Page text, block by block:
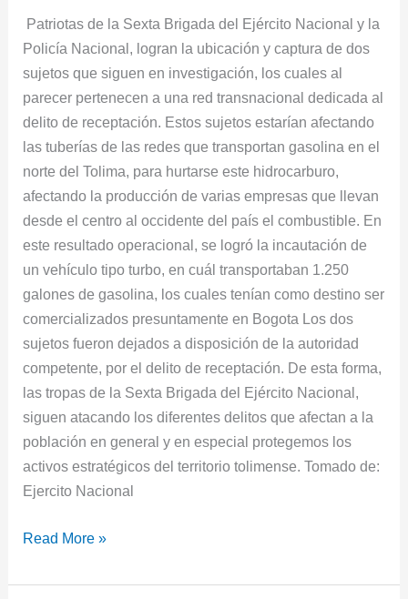
Patriotas de la Sexta Brigada del Ejército Nacional y la
Policía Nacional, logran la ubicación y captura de dos
sujetos que siguen en investigación, los cuales al
parecer pertenecen a una red transnacional dedicada al
delito de receptación. Estos sujetos estarían afectando
las tuberías de las redes que transportan gasolina en el
norte del Tolima, para hurtarse este hidrocarburo,
afectando la producción de varias empresas que llevan
desde el centro al occidente del país el combustible. En
este resultado operacional, se logró la incautación de
un vehículo tipo turbo, en cuál transportaban 1.250
galones de gasolina, los cuales tenían como destino ser
comercializados presuntamente en Bogota Los dos
sujetos fueron dejados a disposición de la autoridad
competente, por el delito de receptación. De esta forma,
las tropas de la Sexta Brigada del Ejército Nacional,
siguen atacando los diferentes delitos que afectan a la
población en general y en especial protegemos los
activos estratégicos del territorio tolimense. Tomado de:
Ejercito Nacional
explotación
ilícita
de
hidrocarburos
Read More »